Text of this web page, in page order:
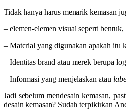
Tidak hanya harus menarik kemasan
– elemen-elemen visual seperti
– Material yang digunakan apakah itu
– Identitas brand atau merek berupa
– Informasi yang menjelaskan atau
Jadi sebelum mendesain kemasan,
desain kemasan? Sudah terpikirkan